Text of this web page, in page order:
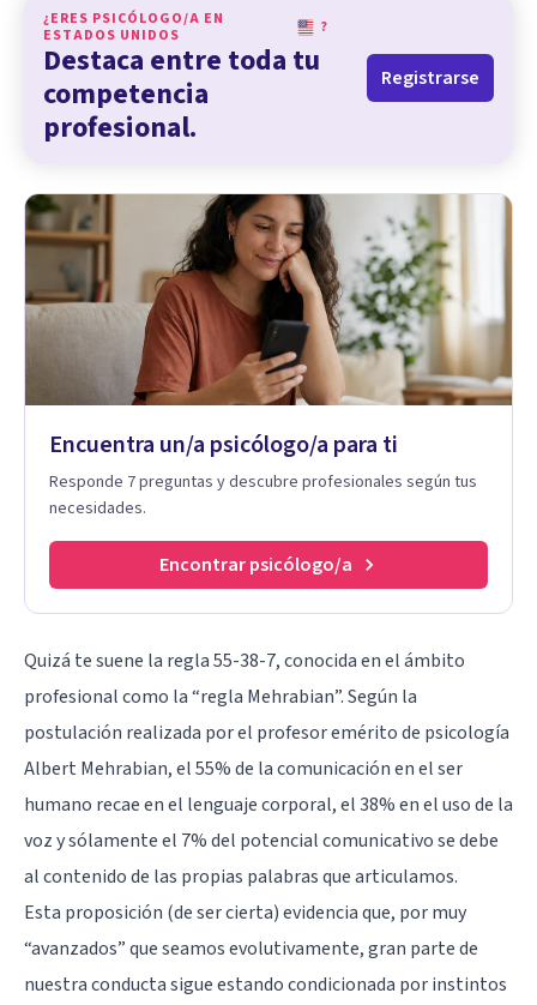
¿ERES PSICÓLOGO/A EN
ESTADOS UNIDOS
?
Destaca entre toda tu
competencia
profesional.
Registrarse
Encuentra un/a psicólogo/a para ti
Responde 7 preguntas y descubre profesionales según tus
necesidades.
Encontrar psicólogo/a
Quizá te suene la regla 55-38-7, conocida en el ámbito
profesional como la “regla Mehrabian”. Según la
postulación realizada por el profesor emérito de psicología
Albert Mehrabian, el 55% de la comunicación en el ser
humano recae en el lenguaje corporal, el 38% en el uso de la
voz y sólamente el 7% del potencial comunicativo se debe
al contenido de las propias palabras que articulamos.
Esta proposición (de ser cierta) evidencia que, por muy
“avanzados” que seamos evolutivamente, gran parte de
nuestra conducta sigue estando condicionada por instintos